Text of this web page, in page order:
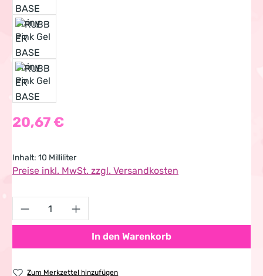
Regulärer Preis:
20,67 €
Inhalt: 10 Milliliter
Preise inkl. MwSt. zzgl. Versandkosten
Produkt Anzahl: Gib den gewünschten
In den Warenkorb
Zum Merkzettel hinzufügen